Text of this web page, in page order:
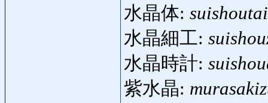
水晶体: suishoutai
水晶細工:
水晶時計:
紫水晶: